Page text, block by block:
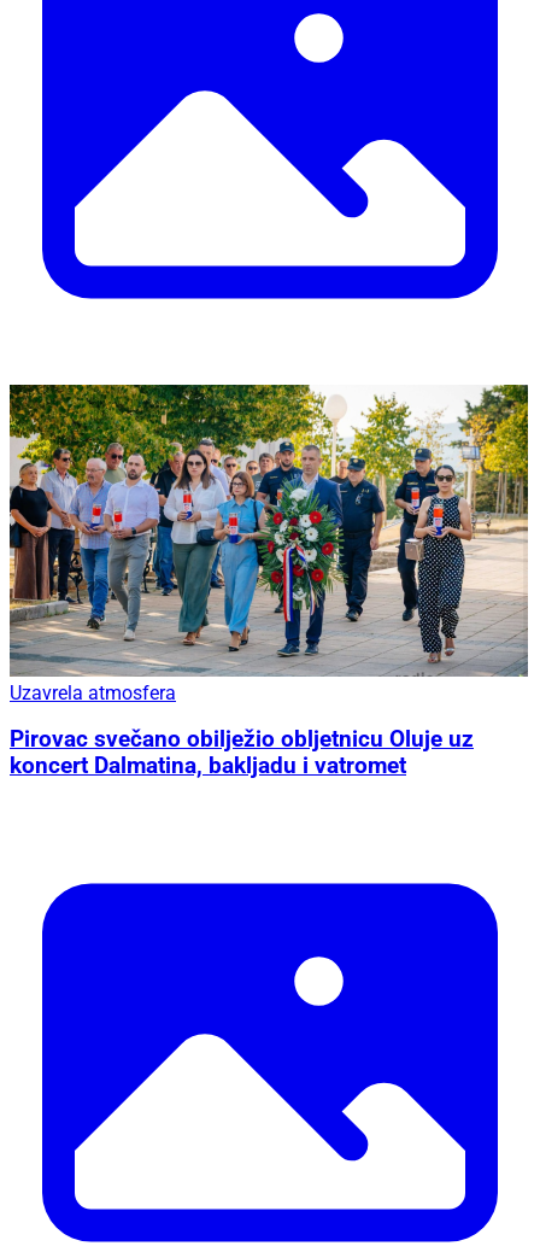
Uzavrela atmosfera
Pirovac svečano obilježio obljetnicu Oluje uz
koncert Dalmatina, bakljadu i vatromet